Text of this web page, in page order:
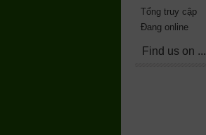
Tổng truy cập
Đang online
Find us on ...